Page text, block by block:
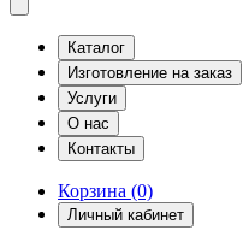
Каталог
Изготовление на заказ
Услуги
О нас
Контакты
Корзина (0)
Личный кабинет